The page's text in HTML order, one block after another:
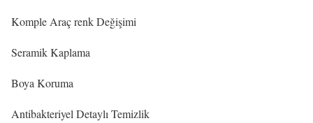
Komple Araç renk Değişimi
Seramik Kaplama
Boya Koruma
Antibakteriyel Detaylı Temizlik